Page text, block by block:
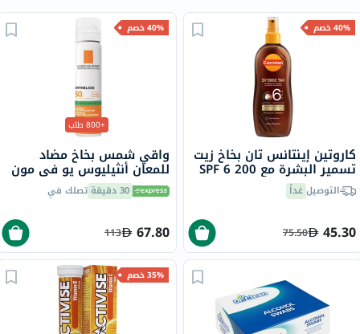
40% خصم
كاروتين إينتانس تان بخاخ زيت
تسمير البشرة مع SPF 6 200
ملالتوصيلغداً
45.30
75.50
40% خصم
+800 طلب
واقي شمس بخاخ مضاد
للمعان أنثيليوس يو في مون
400 لاروش بوزيه، عامل
حماية 50 - 75 مل 30 دقيقة تصلك في
67.80
113
35% خصم